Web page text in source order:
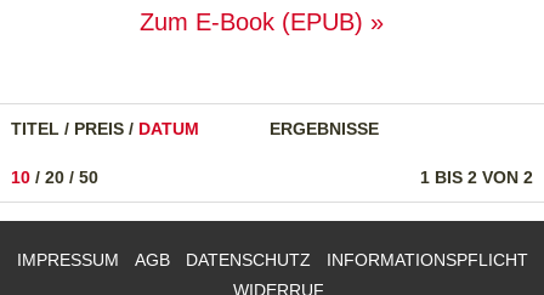
Zum E-Book (EPUB)
TITEL / PREIS / DATUM ERGEBNISSE
1 BIS 2 VON 2
10 / 20 / 50
IMPRESSUM AGB DATENSCHUTZ
INFORMATIONSPFLICHT
WIDERRUF